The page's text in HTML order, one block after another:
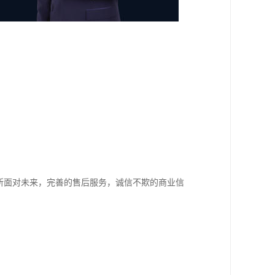
对未来，完善的售后服务，诚信不欺的商业信